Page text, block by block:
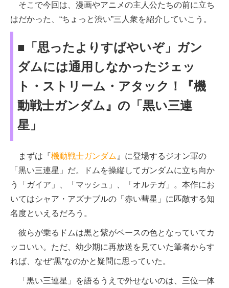
そこで今回は、漫画やアニメの主人公たちの前に立ち
はだかった、“ちょっと渋い”三人衆を紹介していこう。
■「思ったよりすばやいぞ」ガン
ダムには通用しなかったジェッ
ト・ストリーム・アタック！『機
動戦士ガンダム』の「黒い三連
星」
まずは『機動戦士ガンダム 』に登場するジオン軍の
「黒い三連星」だ。ドムを操縦してガンダムに立ち向か
う「ガイア」、「マッシュ」、「オルテガ」。本作にお
いてはシャア・アズナブルの「赤い彗星」に匹敵する知
名度といえるだろう。
彼らが乗るドムは黒と紫がベースの色となっていてカ
ッコいい。ただ、幼少期に再放送を見ていた筆者からす
れば、なぜ“黒”なのかと疑問に思っていた。
「黒い三連星」を語るうえで外せないのは、三位一体